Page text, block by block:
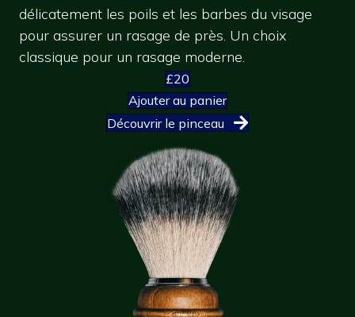
délicatement les poils et les barbes du visage
pour assurer un rasage de près. Un choix
classique pour un rasage moderne.
£20
Ajouter au panier
Découvrir le pinceau